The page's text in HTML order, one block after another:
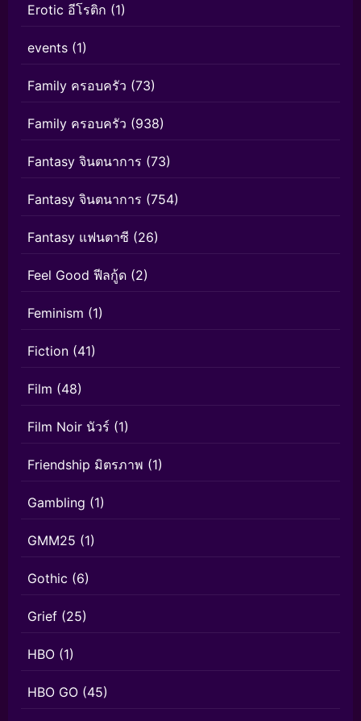
Erotic อีโรติก (1)
events (1)
Family ครอบครัว (73)
Family ครอบครัว (938)
Fantasy จินตนาการ (73)
Fantasy จินตนาการ (754)
Fantasy แฟนตาซี (26)
Feel Good ฟีลกู้ด (2)
Feminism (1)
Fiction (41)
Film (48)
Film Noir นัวร์ (1)
Friendship มิตรภาพ (1)
Gambling (1)
GMM25 (1)
Gothic (6)
Grief (25)
HBO (1)
HBO GO (45)